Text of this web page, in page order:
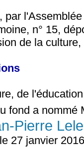
par
n° 15,
de la
de
fond a nommé
Pierre
27 janvier